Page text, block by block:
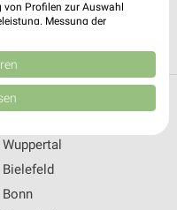
von Reifen Lütjens.
von Reifen Lütjens und
Wuppertal
Bielefeld
Bonn
Profilen zur Auswahl
Messung der
Quellen. Entwicklung und
Daten zur Auswahl
weitergegeben und in die